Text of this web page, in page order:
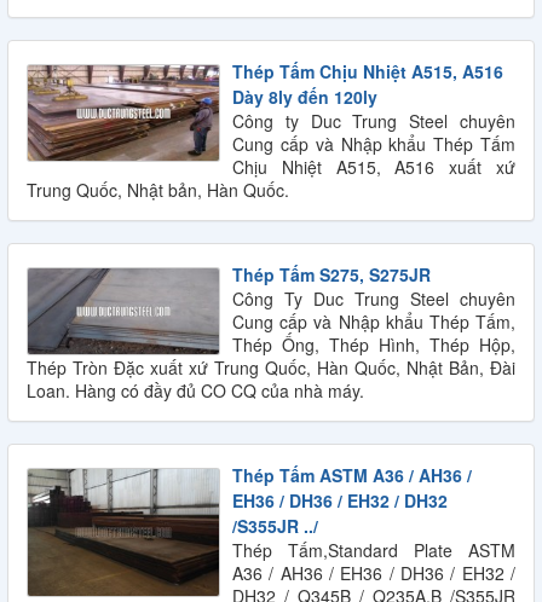
Thép Tấm Chịu Nhiệt A515, A516
Dày 8ly đến 120ly
Công ty Duc Trung Steel chuyên
Cung cấp và Nhập khẩu Thép Tấm
Chịu Nhiệt A515, A516 xuất xứ
Trung Quốc, Nhật bản, Hàn Quốc.
Thép Tấm S275, S275JR
Công Ty Duc Trung Steel chuyên
Cung cấp và Nhập khẩu Thép Tấm,
Thép Ống, Thép Hình, Thép Hộp,
Thép Tròn Đặc xuất xứ Trung Quốc, Hàn Quốc, Nhật Bản, Đài
Loan. Hàng có đầy đủ CO CQ của nhà máy.
Thép Tấm ASTM A36 / AH36 /
EH36 / DH36 / EH32 / DH32
/S355JR ../
Thép Tấm,Standard Plate ASTM
A36 / AH36 / EH36 / DH36 / EH32 /
DH32 / Q345B / Q235A,B /S355JR